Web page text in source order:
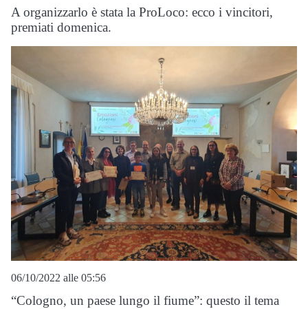
A organizzarlo è stata la ProLoco: ecco i vincitori,
premiati domenica.
06/10/2022 alle 05:56
“Cologno, un paese lungo il fiume”: questo il tema